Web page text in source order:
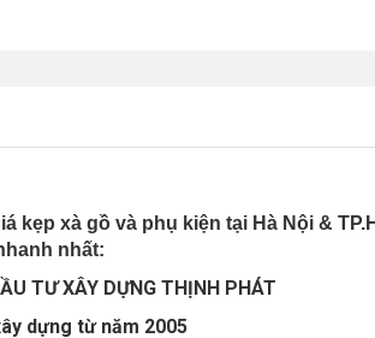
kẹp xà gồ và phụ kiện tại Hà Nội &
nhất:
TƯ XÂY DỰNG THỊNH PHÁT
dựng từ năm 2005